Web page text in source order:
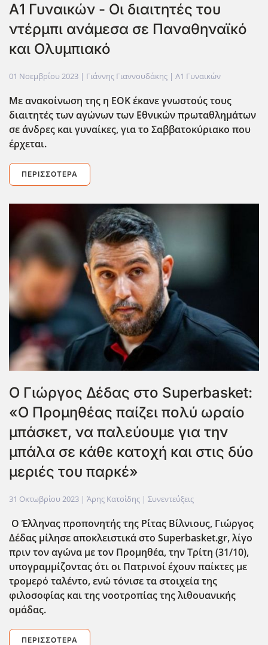
Α1 Γυναικών - Οι διαιτητές του
ντέρμπι ανάμεσα σε Παναθηναϊκό
και Ολυμπιακό
01 Νοεμβρίου 2023 | Γιάννης Γιαννουδάκης | Α1 Γυναικών
Με ανακοίνωση της η ΕΟΚ έκανε γνωστούς τους
διαιτητές των αγώνων των Εθνικών πρωταθλημάτων
σε άνδρες και γυναίκες, για το Σαββατοκύριακο που
έρχεται.
ΠΕΡΙΣΣΌΤΕΡΑ
Ο Γιώργος Δέδας στο Superbasket:
«Ο Προμηθέας παίζει πολύ ωραίο
μπάσκετ, να παλεύουμε για την
μπάλα σε κάθε κατοχή και στις δύο
μεριές του παρκέ»
31 Οκτωβρίου 2023 | Άρης Κατσίδης | Συνεντεύξεις
Ο Έλληνας προπονητής της Ρίτας Βίλνιους, Γιώργος
Δέδας μίλησε αποκλειστικά στο Superbasket.gr, λίγο
πριν τον αγώνα με τον Προμηθέα, την Τρίτη (31/10),
υπογραμμίζοντας ότι οι Πατρινοί έχουν παίκτες με
τρομερό ταλέντο, ενώ τόνισε τα στοιχεία της
φιλοσοφίας και της νοοτροπίας της λιθουανικής
ομάδας.
ΠΕΡΙΣΣΌΤΕΡΑ